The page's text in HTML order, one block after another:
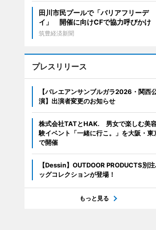
田川市民プールで「バリアフリーデ
イ」 開催に向けCFで協力呼びかけ
筑豊経済新聞
プレスリリース
【バレエアンサンブルガラ2026・関西
演】出演者変更のお知らせ
株式会社TATとHAK. 男女で楽しむ美
験イベント「一緒に行こ。」を大阪・東
で開催
【Dessin】OUTDOOR PRODUCTS別
ッグコレクションが登場！
もっと見る